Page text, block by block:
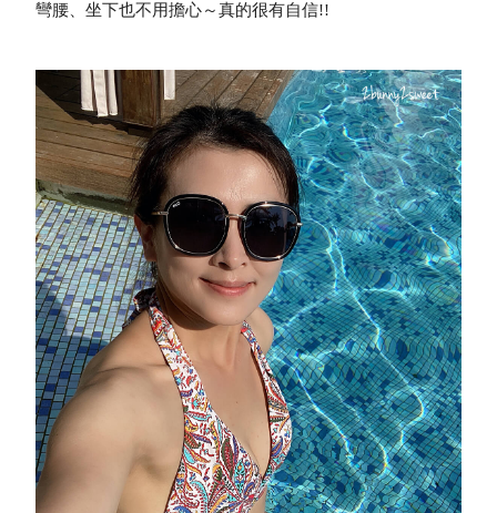
彎腰、坐下也不用擔心～真的很有自信!!